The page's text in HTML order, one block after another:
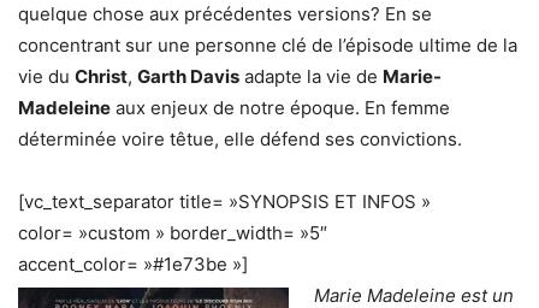
quelque chose aux précédentes versions? En se
concentrant sur une personne clé de l’épisode ultime de la
vie du Christ, Garth Davis adapte la vie de Marie-
Madeleine aux enjeux de notre époque. En femme
déterminée voire têtue, elle défend ses convictions.
[vc_text_separator title= »SYNOPSIS ET INFOS »
color= »custom » border_width= »5″
accent_color= »#1e73be »]
Marie Madeleine est un